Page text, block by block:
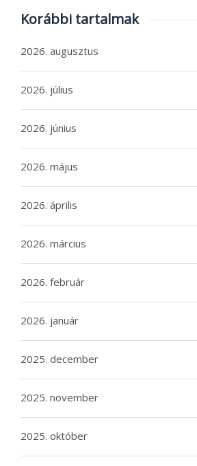
Korábbi tartalmak
2026. augusztus
2026. július
2026. június
2026. május
2026. április
2026. március
2026. február
2026. január
2025. december
2025. november
2025. október